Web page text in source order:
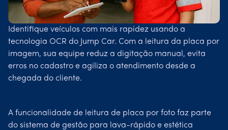
Identifique veículos com mais rapidez usando a
tecnologia OCR do Jump Car. Com a leitura da placa por
imagem, sua equipe reduz a digitação manual, evita
erros no cadastro e agiliza o atendimento desde a
chegada do cliente.
A funcionalidade de leitura de placa por foto faz parte
do sistema de gestão para lava-rápido e estética